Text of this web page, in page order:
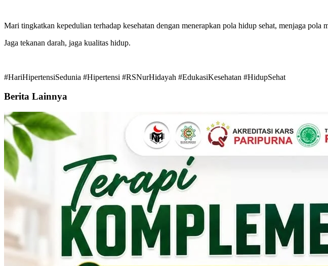
Mari tingkatkan kepedulian terhadap kesehatan dengan menerapkan pola hidup sehat, menjaga
Jaga tekanan darah, jaga kualitas hidup.
#HariHipertensiSedunia #Hipertensi #RSNurHidayah #EdukasiKesehatan #HidupSehat
Berita Lainnya